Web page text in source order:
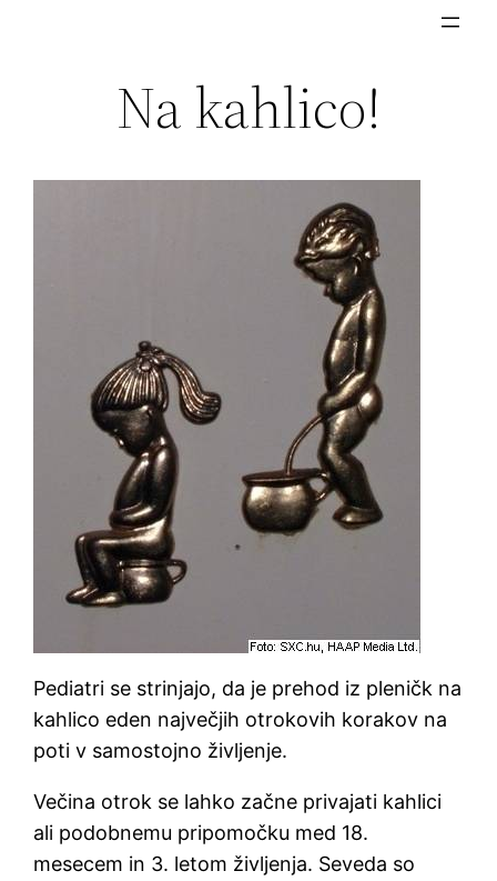
Na kahlico!
Pediatri se strinjajo, da je prehod iz pleničk na
kahlico eden največjih otrokovih korakov na
poti v samostojno življenje.
Večina otrok se lahko začne privajati kahlici
ali podobnemu pripomočku med 18.
mesecem in 3. letom življenja. Seveda so